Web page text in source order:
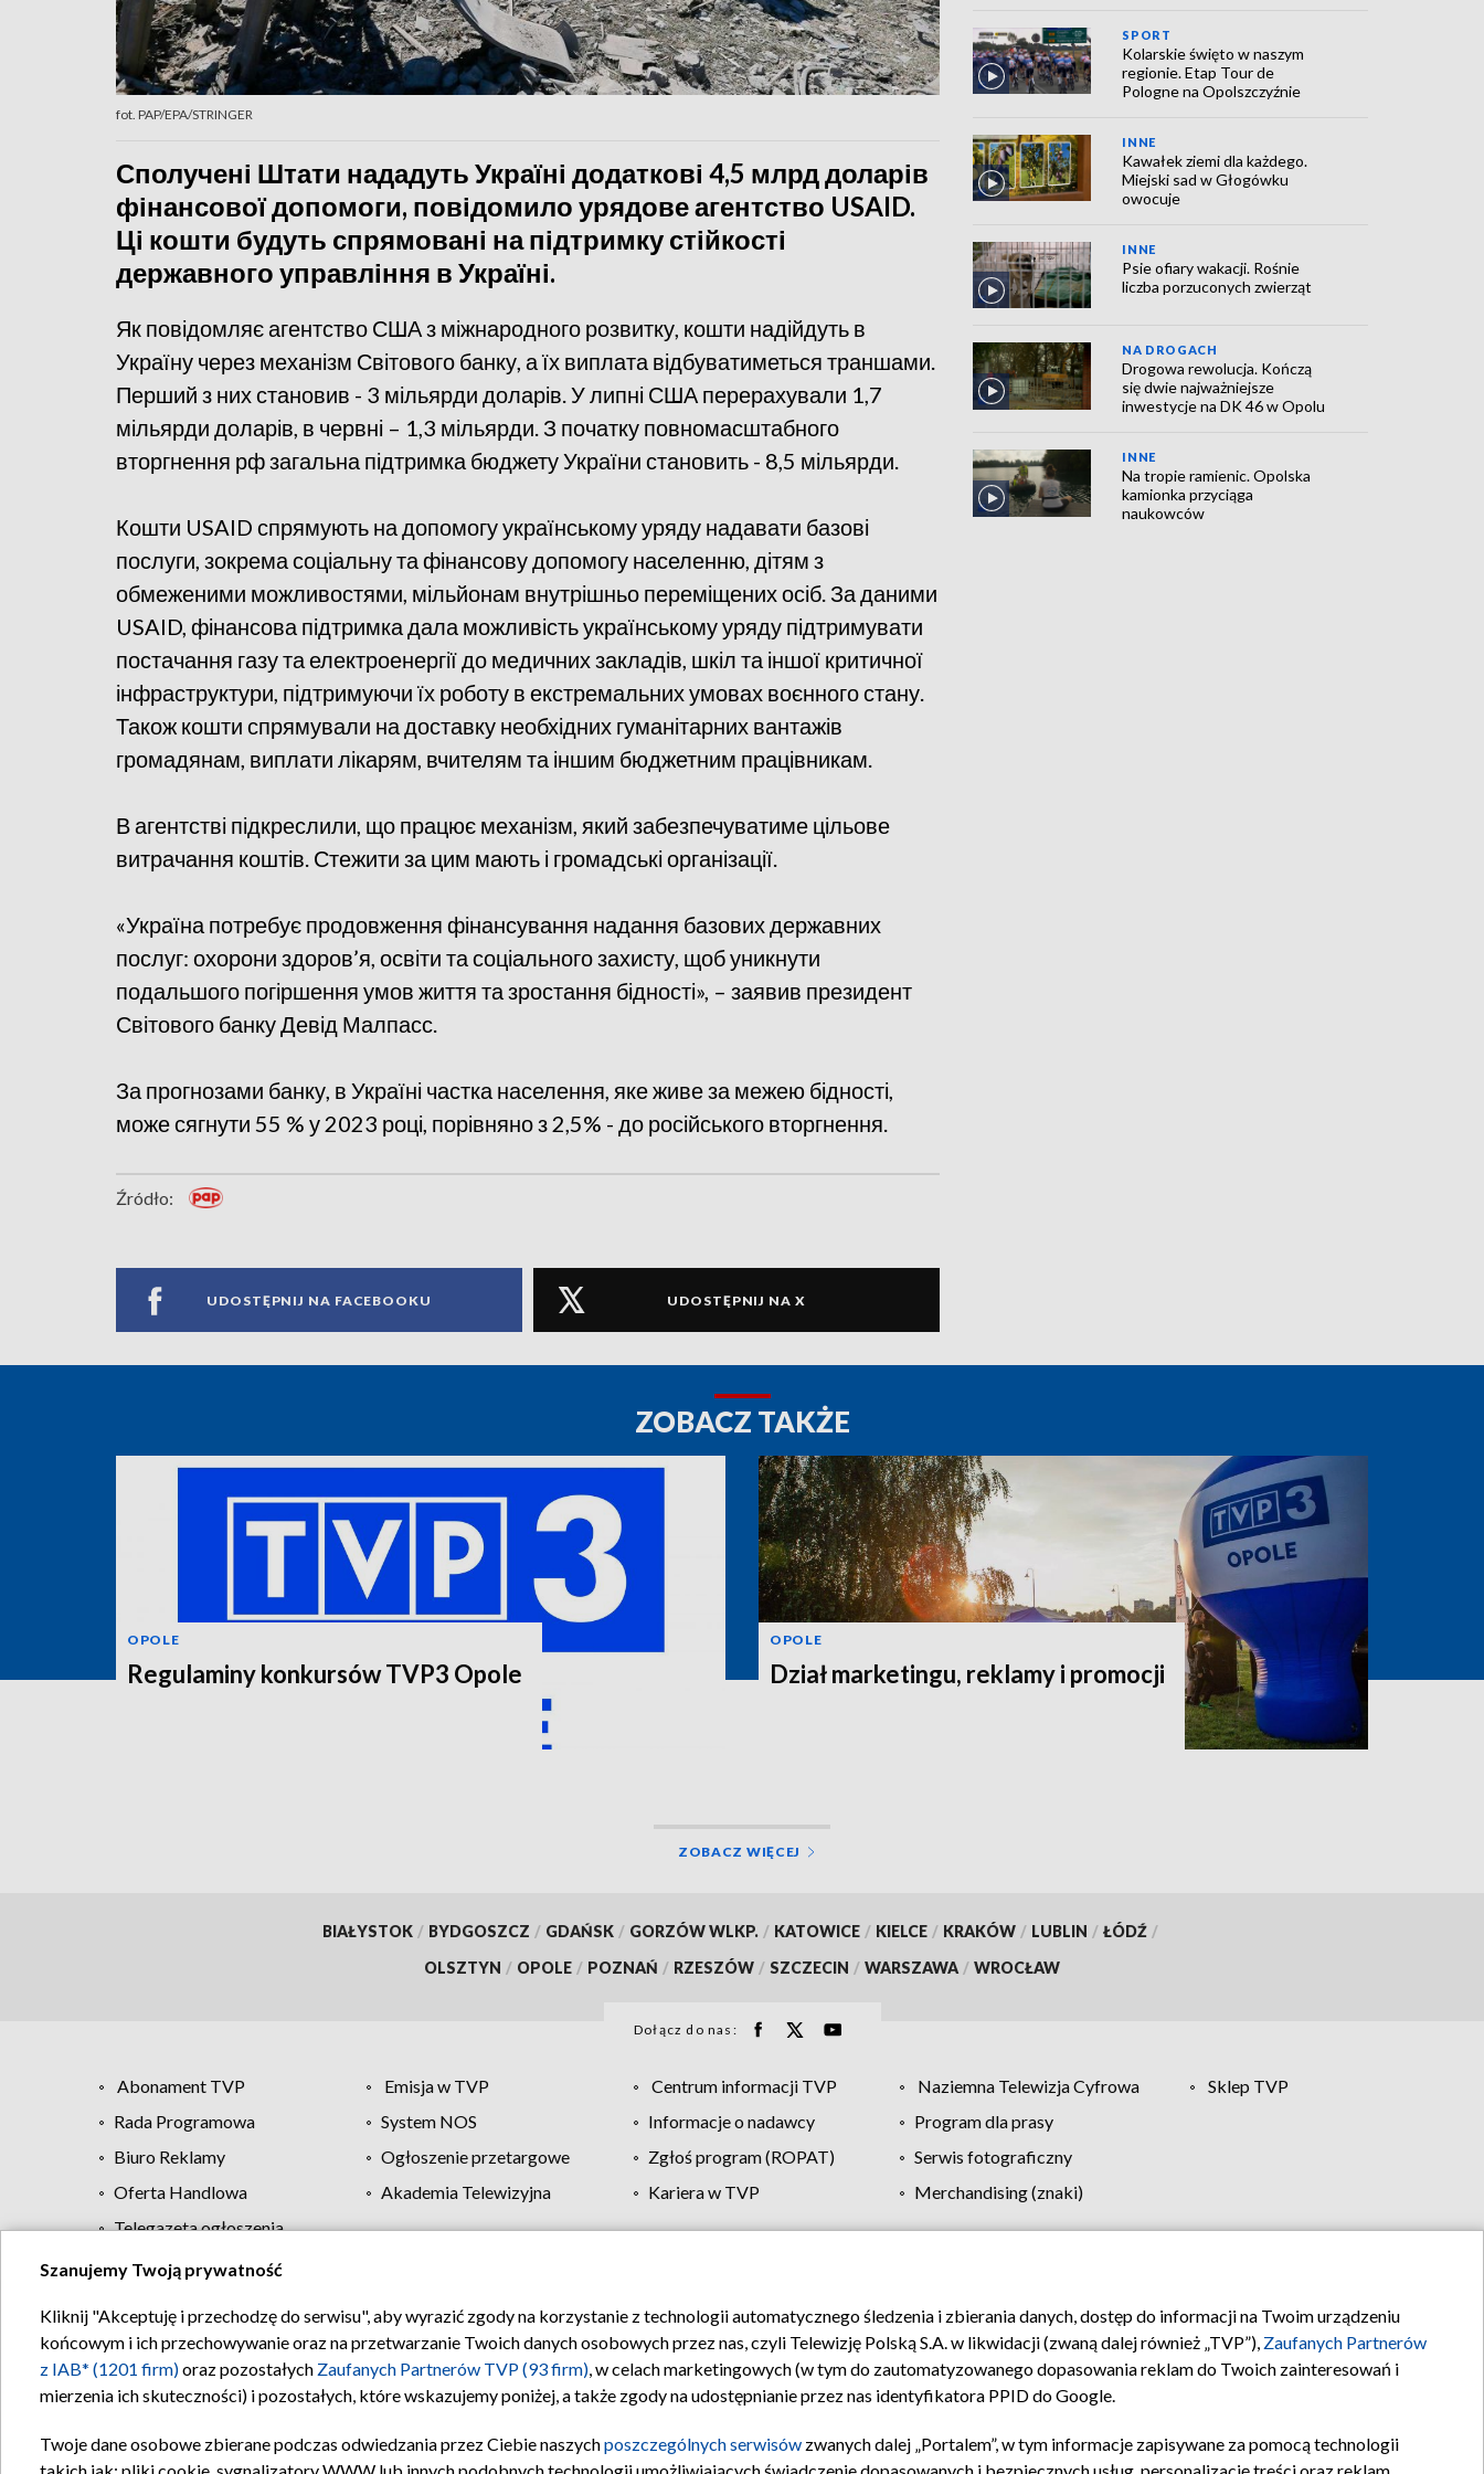
fot. PAP/EPA/STRINGER
Сполучені Штати нададуть Україні додаткові 4,5 млрд доларів
фінансової допомоги, повідомило урядове агентство USAID.
Ці кошти будуть спрямовані на підтримку стійкості
державного управління в Україні.
Як повідомляє агентство США з міжнародного розвитку, кошти надійдуть в
Україну через механізм Світового банку, а їх виплата відбуватиметься траншами.
Перший з них становив - 3 мільярди доларів. У липні США перерахували 1,7
мільярди доларів, в червні – 1,3 мільярди. З початку повномасштабного
вторгнення рф загальна підтримка бюджету України становить - 8,5 мільярди.
Кошти USAID спрямують на допомогу українському уряду надавати базові
послуги, зокрема соціальну та фінансову допомогу населенню, дітям з
обмеженими можливостями, мільйонам внутрішньо переміщених осіб. За даними
USAID, фінансова підтримка дала можливість українському уряду підтримувати
постачання газу та електроенергії до медичних закладів, шкіл та іншої критичної
інфраструктури, підтримуючи їх роботу в екстремальних умовах воєнного стану.
Також кошти спрямували на доставку необхідних гуманітарних вантажів
громадянам, виплати лікарям, вчителям та іншим бюджетним працівникам.
В агентстві підкреслили, що працює механізм, який забезпечуватиме цільове
витрачання коштів. Стежити за цим мають і громадські організації.
«Україна потребує продовження фінансування надання базових державних
послуг: охорони здоров’я, освіти та соціального захисту, щоб уникнути
подальшого погіршення умов життя та зростання бідності», – заявив президент
Світового банку Девід Малпасс.
За прогнозами банку, в Україні частка населення, яке живе за межею бідності,
може сягнути 55 % у 2023 році, порівняно з 2,5% - до російського вторгнення.
Źródło:
UDOSTĘPNIJ NA FACEBOOKU UDOSTĘPNIJ NA X
SPORT
Kolarskie święto w naszym
regionie. Etap Tour de
Pologne na Opolszczyźnie
INNE
Kawałek ziemi dla każdego.
Miejski sad w Głogówku
owocuje
INNE
Psie ofiary wakacji. Rośnie
liczba porzuconych zwierząt
NA DROGACH
Drogowa rewolucja. Kończą
się dwie najważniejsze
inwestycje na DK 46 w Opolu
INNE
Na tropie ramienic. Opolska
kamionka przyciąga
naukowców
ZOBACZ TAKŻE
OPOLE
Regulaminy konkursów TVP3 Opole
OPOLE
Dział marketingu, reklamy i promocji
ZOBACZ WIĘCEJ
BIAŁYSTOK / BYDGOSZCZ / GDAŃSK / GORZÓW WLKP. / KATOWICE / KIELCE / KRAKÓW / LUBLIN / ŁÓDŹ /
OLSZTYN / OPOLE / POZNAŃ / RZESZÓW / SZCZECIN / WARSZAWA / WROCŁAW
Dołącz do nas:
Abonament TVP Emisja w TVP Centrum informacji TVP Naziemna Telewizja Cyfrowa
Sklep TVP
Rada Programowa
System NOS Informacje o nadawcy
Program dla prasy
Biuro Reklamy
Ogłoszenie przetargowe Zgłoś program (ROPAT)
Serwis fotograficzny
Oferta Handlowa
Akademia Telewizyjna Kariera w TVP
Merchandising (znaki)
Telegazeta ogłoszenia
Regulamin TVP Polityka prywatności Moje zgody Pomoc Biuro reklamy Kontakt
Szanujemy Twoją prywatność
Kliknij "Akceptuję i przechodzę do serwisu", aby wyrazić zgody na korzystanie z technologii automatycznego śledzenia i zbierania danych, dostęp do informacji na Twoim urządzeniu
końcowym i ich przechowywanie oraz na przetwarzanie Twoich danych osobowych przez nas, czyli Telewizję Polską S.A. w likwidacji (zwaną dalej również „TVP”), Zaufanych Partnerów
z IAB* (1201 firm)oraz pozostałych Zaufanych Partnerów TVP (93 firm), w celach marketingowych (w tym do zautomatyzowanego dopasowania reklam do Twoich zainteresowań i
mierzenia ich skuteczności) i pozostałych, które wskazujemy poniżej, a także zgody na udostępnianie przez nas identyfikatora PPID do Google.
Twoje dane osobowe zbierane podczas odwiedzania przez Ciebie naszychposzczególnych serwisów zwanych dalej „Portalem”, w tym informacje zapisywane za pomocą technologii